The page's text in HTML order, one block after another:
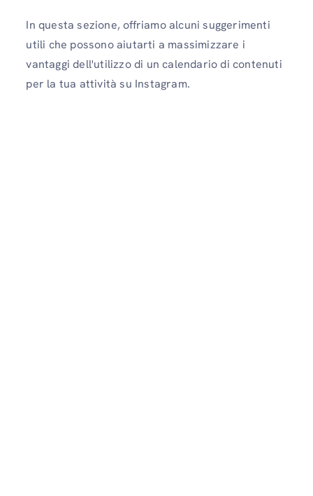
In questa sezione, offriamo alcuni suggerimenti
utili che possono aiutarti a massimizzare i
vantaggi dell'utilizzo di un calendario di contenuti
per la tua attività su Instagram.